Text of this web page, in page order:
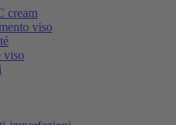
cream
viso
viso